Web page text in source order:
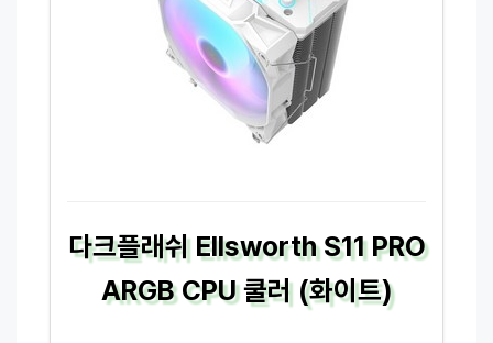
다크플래쉬 Ellsworth S11 PRO
ARGB CPU 쿨러 (화이트)